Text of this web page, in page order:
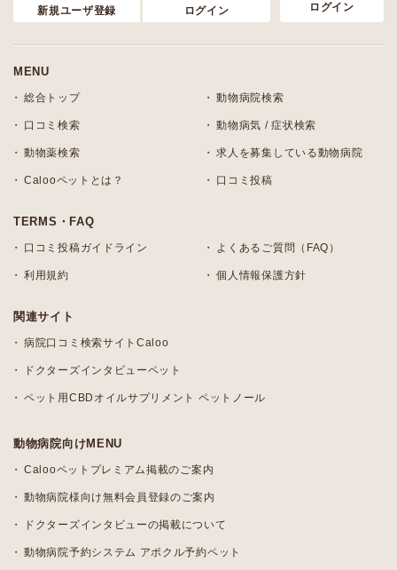
新規ユーザ登録 ログイン
ログイン
MENU
総合トップ 動物病院検索
口コミ検索 動物病気 / 症状検索
動物薬検索 求人を募集している動物病院
Calooペットとは？ 口コミ投稿
TERMS・FAQ
口コミ投稿ガイドライン よくあるご質問（FAQ）
利用規約 個人情報保護方針
関連サイト
病院口コミ検索サイトCaloo
ドクターズインタビューペット
ペット用CBDオイルサプリメント ペットノール
動物病院向けMENU
Calooペットプレミアム掲載のご案内
動物病院様向け無料会員登録のご案内
ドクターズインタビューの掲載について
動物病院予約システム アポクル予約ペット